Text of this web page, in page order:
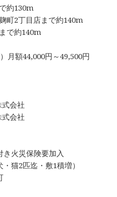
約130m
町2丁目店まで約140m
で約140m
額44,000円～49,500円
会社
会社
災保険要加入
2匹迄・敷1積増）